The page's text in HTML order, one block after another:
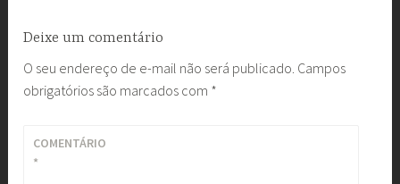
Deixe um comentário
O seu endereço de e-mail não será publicado. Campos
obrigatórios são marcados com *
COMENTÁRIO
*